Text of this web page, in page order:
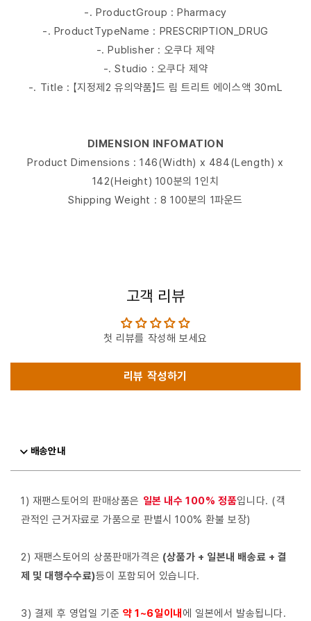
-. ProductGroup : Pharmacy
-. ProductTypeName : PRESCRIPTION_DRUG
-. Publisher : 오쿠다 제약
-. Studio : 오쿠다 제약
-. Title : 【지정제2 유의약품】드 림 트리트 에이스액 30mL
DIMENSION INFOMATION
Product Dimensions : 146(Width) x 484(Length) x
142(Height) 100분의 1인치
Shipping Weight : 8 100분의 1파운드
고객 리뷰
첫 리뷰를 작성해 보세요
리뷰 작성하기
배송안내
1) 재팬스토어의 판매상품은 일본 내수 100% 정품입니다. (객
관적인 근거자료로 가품으로 판별시 100% 환불 보장)
2) 재팬스토어의 상품판매가격은 (상품가 + 일본내 배송료 + 결
제 및 대행수수료)등이 포함되어 있습니다.
3) 결제 후 영업일 기준 약 1~6일이내 에 일본에서 발송됩니다.